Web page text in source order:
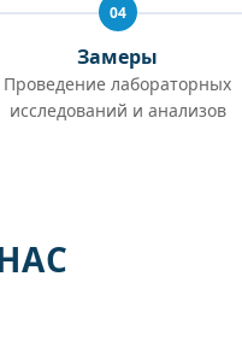
04
Замеры
Проведение лабораторных
исследований и анализов